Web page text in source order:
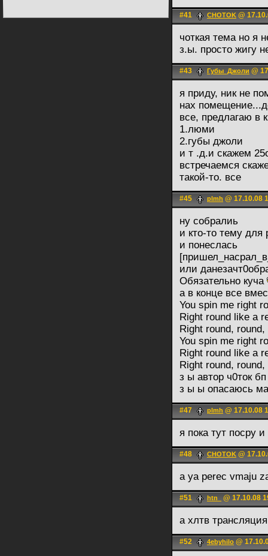
#41 CHOTOK @
чоткая тема но я
з.ы. просто жигу
#43 Губы_Джоли @
я приду, ник не
нах
все, предлагаю в
1.люми
2.губы джоли
и т .д.и скажем
встречаемся
такой-то. все
#45 plmh @ 17.10.08
ну собралиь
и кто-то тему для
и понеслась
или
Обязательно куча
а в конце все
You spin me right
Right round like a
Right round, round,
You spin me right
Right round like a
Right round, round,
з ы автор ч0ток бп
з ы ы опасаюсь
#47 plmh @ 17.10.08
я пока тут посру
#48 CHOTOK @
a ya perec vmaju
#51 htn_ @ 17.10.08
а хлтв
#52 4ebyhilo @